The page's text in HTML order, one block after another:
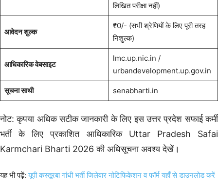
लिखित परीक्षा नहीं)
आवेदन शुल्क
₹0/- (सभी श्रेणियों के लिए पूरी तरह
निशुल्क)
आधिकारिक वेबसाइट
lmc.up.nic.in /
urbandevelopment.up.gov.in
सूचना साथी senabharti.in
नोट: कृपया अधिक सटीक जानकारी के लिए इस उत्तर प्रदेश सफाई कर्मी
भर्ती के लिए प्रकाशित आधिकारिक Uttar Pradesh Safai
Karmchari Bharti 2026 की अधिसूचना अवश्य देखें।
यह भी पढ़ें:यूपी कस्तूरबा गांधी भर्ती जिलेवार नोटिफिकेशन व फॉर्म यहाँ से डाउनलोड करें